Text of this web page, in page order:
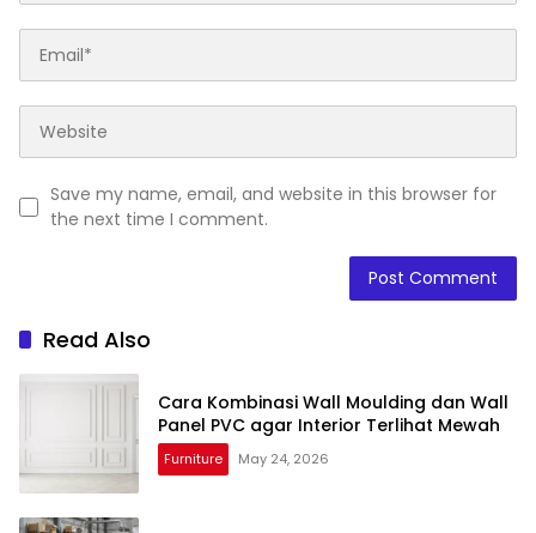
Save my name, email, and website in this browser for
the next time I comment.
Read Also
Cara Kombinasi Wall Moulding dan Wall
Panel PVC agar Interior Terlihat Mewah
Furniture May 24, 2026